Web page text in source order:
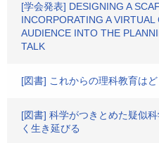
[学会発表] DESIGNING A
INCORPORATING A
AUDIENCE INTO THE
TALK
[図書] これからの理科教育は
[図書] 科学がつきとめた疑似
く生き延びる